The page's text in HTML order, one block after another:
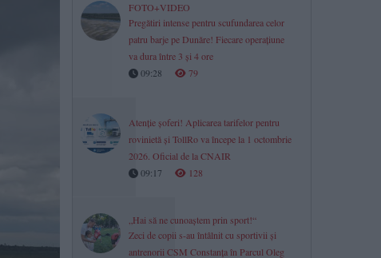
FOTO+VIDEO
Pregătiri intense pentru scufundarea celor
patru barje pe Dunăre! Fiecare operațiune
va dura între 3 și 4 ore
09:28
79
Atenție șoferi! Aplicarea tarifelor pentru
rovinietă și TollRo va începe la 1 octombrie
2026. Oficial de la CNAIR
09:17
128
„Hai să ne cunoaștem prin sport!“
Zeci de copii s-au întâlnit cu sportivii și
antrenorii CSM Constanța în Parcul Oleg